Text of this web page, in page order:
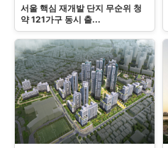
서울 핵심 재개발 단지 무순위 청
약 121가구 동시 출...